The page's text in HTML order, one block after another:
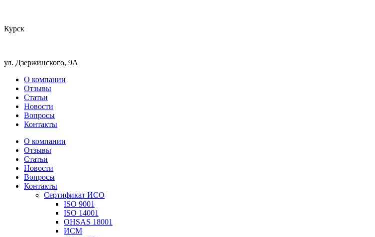
Курск
ул. Дзержинского, 9А
О компании
Отзывы
Статьи
Новости
Вопросы
Контакты
О компании
Отзывы
Статьи
Новости
Вопросы
Контакты
Сертификат ИСО
ISO 9001
ISO 14001
OHSAS 18001
ИСМ